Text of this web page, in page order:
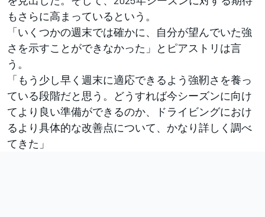
もさらに高まっているという。
「いくつかの週末では確かに、自分が望んでいた強
さを示すことができなかった」とピアストリは言
う。
「もう少し早く週末に適応できるよう強靭さを養っ
ている段階だと思う。どうすれば今シーズンに向け
てより良い準備ができるのか、ドライビングにおけ
るより具体的な改善点について、かなり詳しく調べ
てきた」